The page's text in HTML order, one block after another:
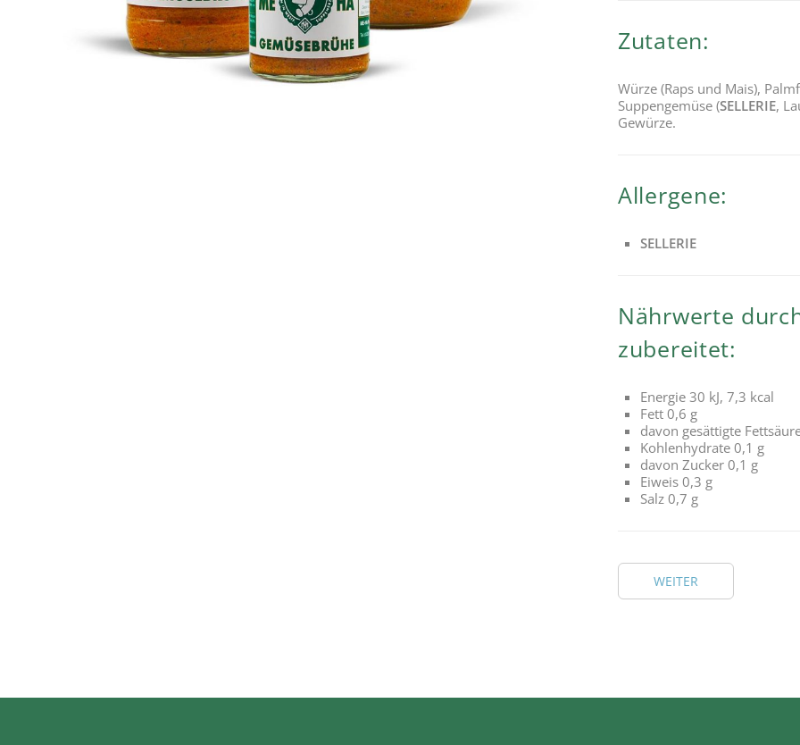
Zutaten:
Würze (Raps und Mais),
Suppengemüse (SELLERIE,
Gewürze.
Allergene:
SELLERIE
Nährwerte
zubereitet:
Energie 30 kJ, 7,3 kcal
Fett 0,6 g
davon gesättigte
Kohlenhydrate 0,1 g
davon Zucker 0,1 g
Eiweis 0,3 g
Salz 0,7 g
WEITER